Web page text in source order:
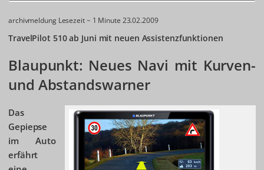
archivmeldung Lesezeit ~ 1 Minute 23.02.2009
TravelPilot 510 ab Juni mit neuen Assistenzfunktionen
Blaupunkt: Neues Navi mit Kurven-
und Abstandswarner
Das
Gepiepse
im Auto
erfährt